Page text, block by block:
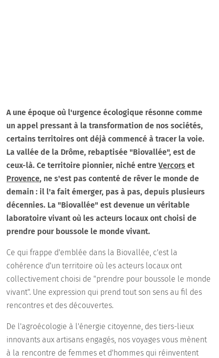
A une époque où l'urgence écologique résonne comme
un appel pressant à la transformation de nos sociétés,
certains territoires ont déjà commencé à tracer la voie.
La vallée de la Drôme, rebaptisée "Biovallée", est de
ceux-là. Ce territoire pionnier, niché entreVercors et
Provence, ne s'est pas contenté de rêver le monde de
demain : il l'a fait émerger, pas à pas, depuis plusieurs
décennies. La "Biovallée" est devenue un véritable
laboratoire vivant où les acteurs locaux ont choisi de
prendre pour boussole le monde vivant.
Ce qui frappe d'emblée dans la Biovallée, c'est la
cohérence d'un territoire où les acteurs locaux ont
collectivement choisi de "prendre pour boussole le monde
vivant". Une expression qui prend tout son sens au fil des
rencontres et des découvertes.
De l'agroécologie à l'énergie citoyenne, des tiers-lieux
innovants aux artisans engagés, nos voyages vous mènent
à la rencontre de femmes et d'hommes qui réinventent